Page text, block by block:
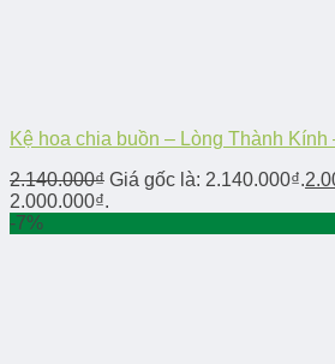
Kệ hoa chia buồn – Lòng Thành Kính
2.140.000₫ Giá gốc là: 2.140.000₫.
2.000.000₫.
-7%